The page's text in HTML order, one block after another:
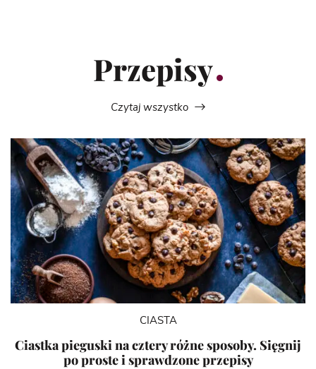
Przepisy
Czytaj wszystko
CIASTA
Ciastka pieguski na cztery różne sposoby. Sięgnij
po proste i sprawdzone przepisy